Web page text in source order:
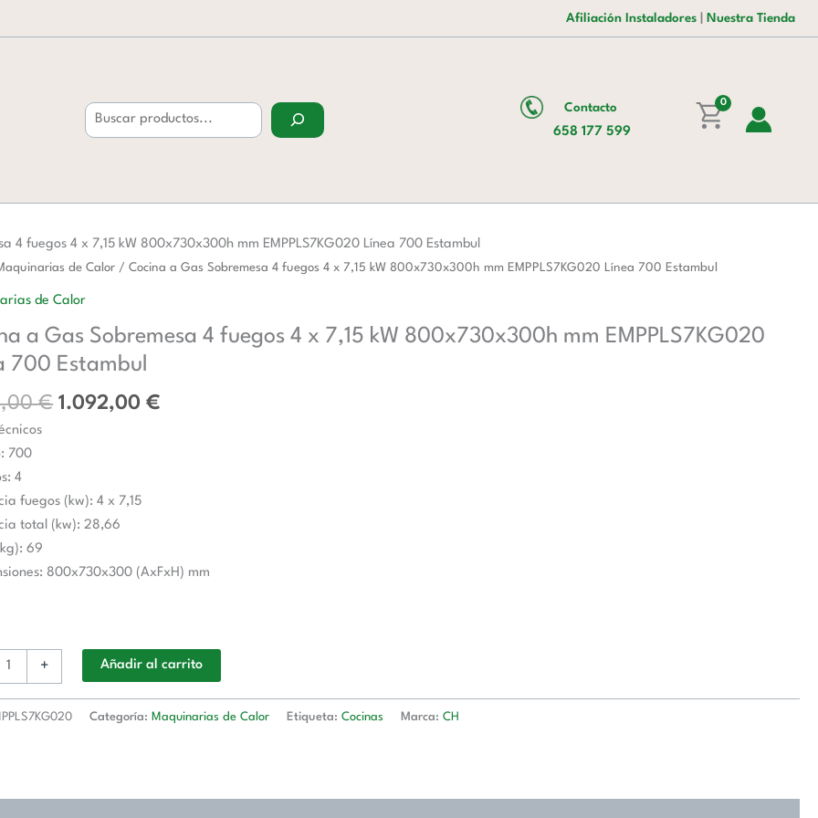
Afiliación Instaladores Nuestra Tienda
Contacto
658 177 599
0
4 fuegos 4 x 7,15 kW 800x730x300h mm EMPPLS7KG020 Línea 700 Estambul
de Calor / Cocina a Gas Sobremesa 4 fuegos 4 x 7,15 kW 800x730x300h mm EMPPLS7KG020 Línea 700 Estambul
de Calor
a Gas Sobremesa 4 fuegos 4 x 7,15 kW 800x730x300h mm EMPPLS7KG020
700 Estambul
€
El
precio
era:
1.775,00 €.
1.092,00€
El
es:
700
4
fuegos (kw): 4 x 7,15
total (kw): 28,66
69
800x730x300 (AxFxH) mm
+ Añadir al carrito
Categoría: Maquinarias de Calor Etiqueta:Cocinas Marca:CH
x
700